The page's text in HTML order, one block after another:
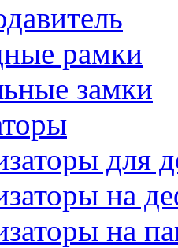
рамки
замки
для
на
на